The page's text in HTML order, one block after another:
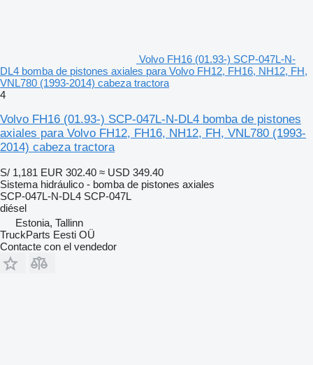
Volvo FH16 (01.93-) SCP-047L-N-
DL4 bomba de pistones axiales para Volvo FH12, FH16, NH12, FH,
VNL780 (1993-2014) cabeza tractora
4
Volvo FH16 (01.93-) SCP-047L-N-DL4 bomba de pistones
axiales para Volvo FH12, FH16, NH12, FH, VNL780 (1993-
2014) cabeza tractora
S/ 1,181 EUR 302.40 ≈ USD 349.40
Sistema hidráulico - bomba de pistones axiales
SCP-047L-N-DL4 SCP-047L
diésel
Estonia, Tallinn
TruckParts Eesti OÜ
Contacte con el vendedor